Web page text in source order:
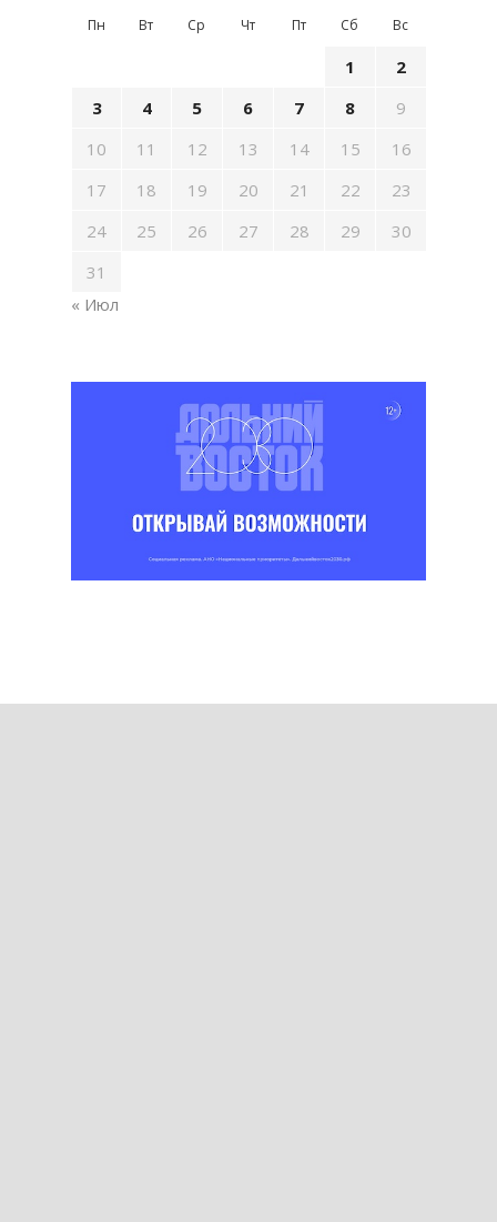
Пн Вт Ср Чт Пт Сб Вс
1
2
3
4 5 6 7 8
9
10
11 12 13 14 15
16
17
18 19 20 21 22
23
24
25 26 27 28 29
30
31
« Июл